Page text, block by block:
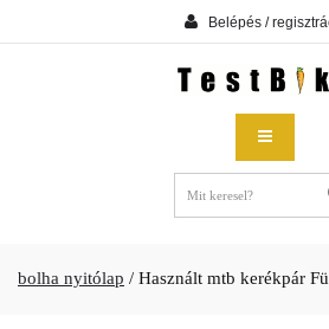
Belépés /
bolha nyitólap / Használt mtb kerékpár